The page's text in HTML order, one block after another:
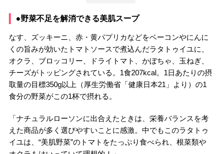
●野菜不足を解消できる美肌スープ
なす、ズッキーニ、赤・黄パプリカなどをベーコンやにんに
くの旨みが効いたトマトソースで煮込んだラタトゥイユに、
オクラ、ブロッコリー、ドライトマト、かぼちゃ、玉ねぎ、
チーズがトッピングされている。1食207kcal。1日あたりの摂
取量の目標350g以上（厚生労働省「健康日本21」より）の1
食分の野菜がこの1杯で摂れる。
「ナチュラルローソンに出合えたときは、栄養バランスを考
えた商品が多く選びやすいことに感激。中でもこのラタトゥ
イユは、“美肌野菜”のトマトをたっぷり食べられ、根菜類や